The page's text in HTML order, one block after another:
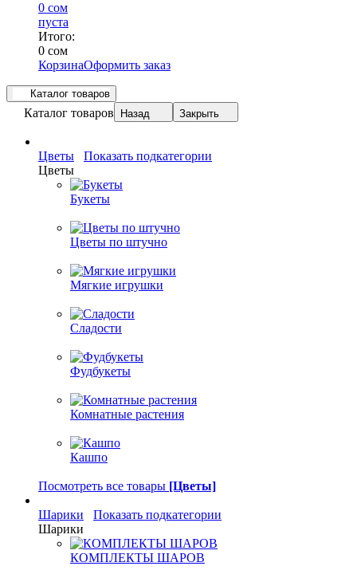
0 сом
пуста
Итого:
0 сом
КорзинаОформить заказ
Каталог товаров
Каталог товаров Назад Закрыть
Цветы
Показать подкатегории
Цветы
Букеты
Цветы по штучно
Мягкие игрушки
Сладости
Фудбукеты
Комнатные растения
Кашпо
Посмотреть все товары [Цветы]
Шарики
Показать подкатегории
Шарики
КОМПЛЕКТЫ ШАРОВ